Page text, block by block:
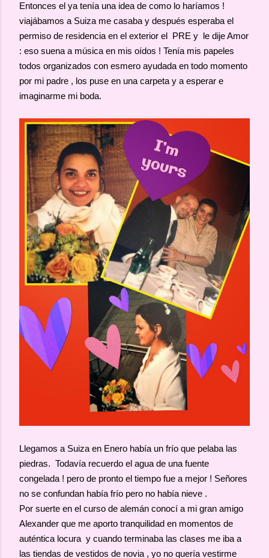
Entonces el ya tenía una idea de como lo haríamos !
viajábamos a Suiza me casaba y después esperaba el
permiso de residencia en el exterior el PRE y le dije Amor
: eso suena a música en mis oídos ! Tenía mis papeles
todos organizados con esmero ayudada en todo momento
por mi padre , los puse en una carpeta y a esperar e
imaginarme mi boda.
Llegamos a Suiza en Enero había un frío que pelaba las
piedras. Todavía recuerdo el agua de una fuente
congelada ! pero de pronto el tiempo fue a mejor ! Señores
no se confundan había frío pero no había nieve .
Por suerte en el curso de alemán conocí a mi gran amigo
Alexander que me aporto tranquilidad en momentos de
auténtica locura y cuando terminaba las clases me iba a
las tiendas de vestidos de novia , yo no quería vestirme